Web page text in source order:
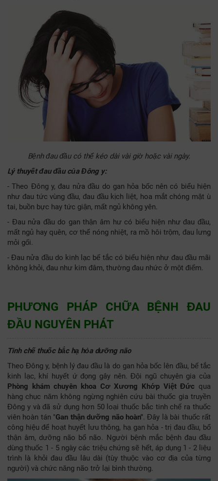
Bệnh đau đầu có thể kéo dài vài giờ hoặc vài ngày.
Lý thuyết đau đầu của Đông y:
- Theo Đông y, đau nửa đầu do gan hỏa bốc nên có biểu hiện
như đau tức vùng đầu, đau đầu kịch liệt, hoa mắt chóng mặt ù
tai, buồn bực hay tức giận, mất ngủ không yên.
- Đau nửa đầu do gan thận âm hư có biểu hiện như đau đầu,
mất ngủ hay quên, cơ thể nóng nhiệt, ra mồ hôi trộm, đau lưng
mỏi gối.
- Đau nửa đầu do kinh lạc bế tắc có biểu hiện như đau đầu mãi
không khỏi, đau như kim đâm, thường đau nhức ở một điểm.
PHƯƠNG PHÁP CHỮA BỆNH ĐAU
ĐẦU NGUYÊN PHÁT
Tinh chế thuốc bắc hạ hỏa dưỡng não
Theo Đông y, bệnh lý đau đầu là do gan hỏa bốc lên đầu, bế tắc
kinh lạc, khí huyết ứ đọng gây nên. Đội ngũ chuyên gia của
Phòng khám chuyên khoa Cơ Xương Khớp Việt Đức qua
hàng chục năm không ngừng nghiên cứu bài thuốc gia truyền
Đông y và đã sử dụng hơn 50 loại thuốc bắc tinh chế ra thuốc
viên hoàn tán "Gan thận dưỡng não hoàn". Đây là bài thuốc rất
công hiệu để hoạt huyết lưu thông, hạ gan hỏa - trị đau đầu, bổ
thận âm, dưỡng não bổ não. Người bệnh mắc bệnh đau đầu
dùng thuốc 1 - 5 ngày các triệu chứng sẽ hết, áp dụng 1 - 2 liệu
trình là khỏi đau đầu lâu dài (tùy thuộc vào cơ địa của từng
người) và chức năng não trở lại bình thường.